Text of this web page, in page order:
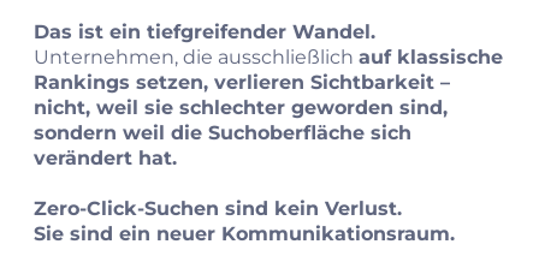
Das ist ein tiefgreifender Wandel.
Unternehmen, die ausschließlich auf klassische
Rankings setzen, verlieren Sichtbarkeit –
nicht, weil sie schlechter geworden sind,
sondern weil die Suchoberfläche sich
verändert hat.
Zero‑Click‑Suchen sind kein Verlust.
Sie sind ein neuer Kommunikationsraum.